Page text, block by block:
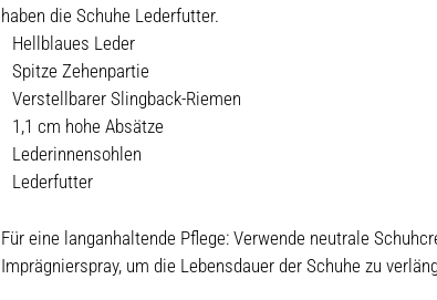
haben die Schuhe Lederfutter.
Hellblaues Leder
Spitze Zehenpartie
Verstellbarer Slingback-Riemen
1,1 cm hohe Absätze
Lederinnensohlen
Lederfutter
Für eine langanhaltende Pflege: Verwende neutrale
Imprägnierspray, um die Lebensdauer der Schuhe zu